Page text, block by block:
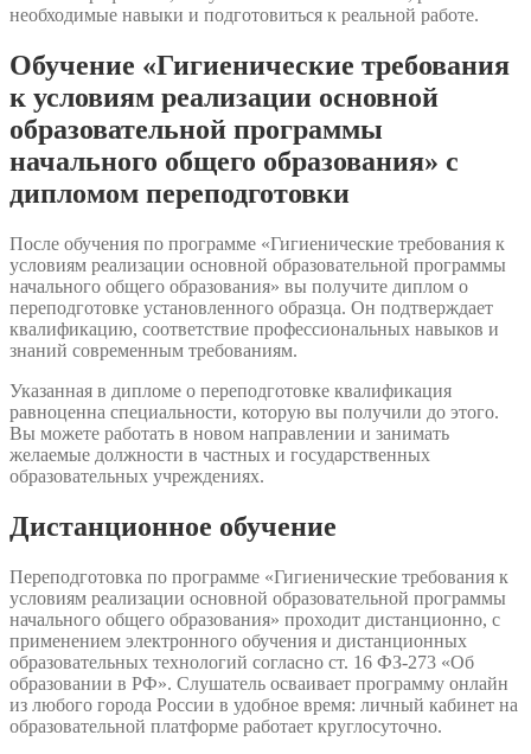
необходимые навыки и подготовиться к реальной работе.
Обучение «Гигиенические требования
к условиям реализации основной
образовательной программы
начального общего образования» с
дипломом переподготовки
После обучения по программе «Гигиенические требования к
условиям реализации основной образовательной программы
начального общего образования» вы получите диплом о
переподготовке установленного образца. Он подтверждает
квалификацию, соответствие профессиональных навыков и
знаний современным требованиям.
Указанная в дипломе о переподготовке квалификация
равноценна специальности, которую вы получили до этого.
Вы можете работать в новом направлении и занимать
желаемые должности в частных и государственных
образовательных учреждениях.
Дистанционное обучение
Переподготовка по программе «Гигиенические требования к
условиям реализации основной образовательной программы
начального общего образования» проходит дистанционно, с
применением электронного обучения и дистанционных
образовательных технологий согласно ст. 16 ФЗ-273 «Об
образовании в РФ». Слушатель осваивает программу онлайн
из любого города России в удобное время: личный кабинет на
образовательной платформе работает круглосуточно.